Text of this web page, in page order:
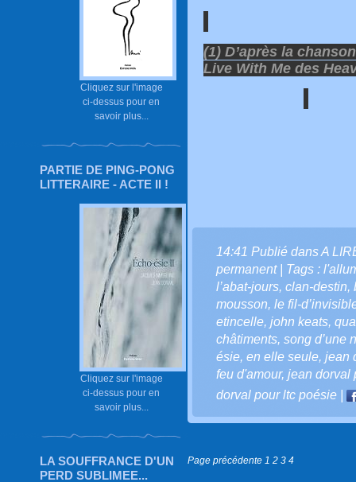
Cliquez sur l'image
ci-dessus pour en
savoir plus...
PARTIE DE PING-PONG
LITTERAIRE - ACTE II !
Cliquez sur l'image
ci-dessus pour en
savoir plus...
LA SOUFFRANCE D'UN
PERD SUBLIMEE...
(1) D’après la
Live With Me des
14:41 Publié dansA
permanent| Tags :
l’abat-jours, clan-destin,
mousson, le fil-
etincelle, john keats,
châtiments, song d’une
ésie, en elle seule, jean
feu d'amour, jean dorval
dorval pour ltc poésie
Page précédente 1 2 3 4